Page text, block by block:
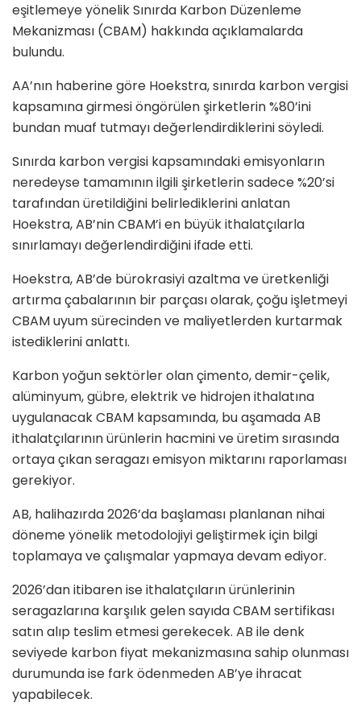
eşitlemeye yönelik Sınırda Karbon Düzenleme
Mekanizması (CBAM) hakkında açıklamalarda
bulundu.
AA’nın haberine göre Hoekstra, sınırda karbon vergisi
kapsamına girmesi öngörülen şirketlerin %80’ini
bundan muaf tutmayı değerlendirdiklerini söyledi.
Sınırda karbon vergisi kapsamındaki emisyonların
neredeyse tamamının ilgili şirketlerin sadece %20’si
tarafından üretildiğini belirlediklerini anlatan
Hoekstra, AB’nin CBAM’i en büyük ithalatçılarla
sınırlamayı değerlendirdiğini ifade etti.
Hoekstra, AB’de bürokrasiyi azaltma ve üretkenliği
artırma çabalarının bir parçası olarak, çoğu işletmeyi
CBAM uyum sürecinden ve maliyetlerden kurtarmak
istediklerini anlattı.
Karbon yoğun sektörler olan çimento, demir-çelik,
alüminyum, gübre, elektrik ve hidrojen ithalatına
uygulanacak CBAM kapsamında, bu aşamada AB
ithalatçılarının ürünlerin hacmini ve üretim sırasında
ortaya çıkan seragazı emisyon miktarını raporlaması
gerekiyor.
AB, halihazırda 2026’da başlaması planlanan nihai
döneme yönelik metodolojiyi geliştirmek için bilgi
toplamaya ve çalışmalar yapmaya devam ediyor.
2026’dan itibaren ise ithalatçıların ürünlerinin
seragazlarına karşılık gelen sayıda CBAM sertifikası
satın alıp teslim etmesi gerekecek. AB ile denk
seviyede karbon fiyat mekanizmasına sahip olunması
durumunda ise fark ödenmeden AB’ye ihracat
yapabilecek.